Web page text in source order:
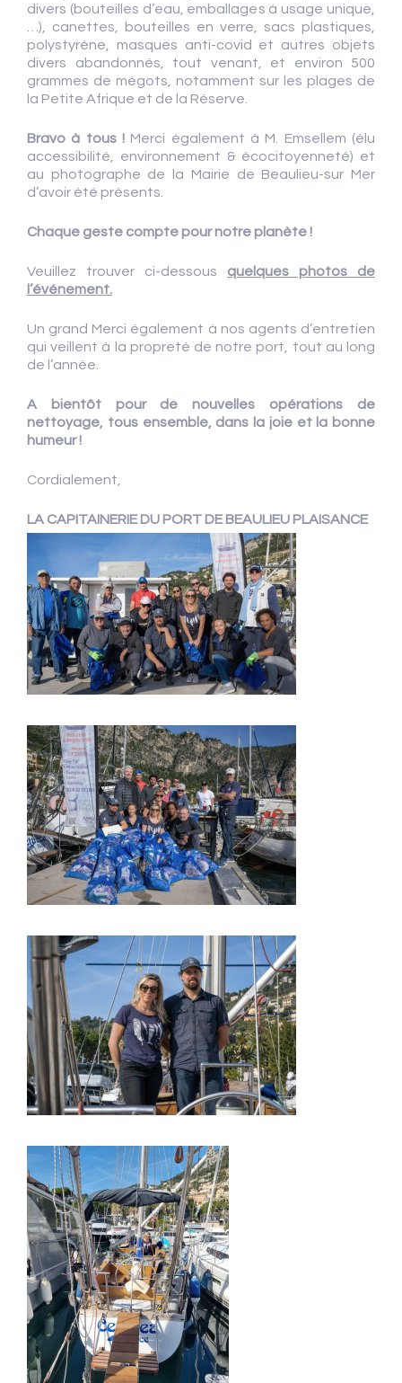
divers (bouteilles d’eau, emballages à usage unique,
…), canettes, bouteilles en verre, sacs plastiques,
polystyrène, masques anti-covid et autres objets
divers abandonnés, tout venant, et environ 500
grammes de mégots, notamment sur les plages de
la Petite Afrique et de la Réserve.
Bravo à tous ! Merci également à M. Emsellem (élu
accessibilité, environnement & écocitoyenneté) et
au photographe de la Mairie de Beaulieu-sur Mer
d’avoir été présents.
Chaque geste compte pour notre planète !
Veuillez trouver ci-dessous quelques photos de
l’événement.
Un grand Merci également à nos agents d’entretien
qui veillent à la propreté de notre port, tout au long
de l’année.
A bientôt pour de nouvelles opérations de
nettoyage, tous ensemble, dans la joie et la bonne
humeur !
Cordialement,
LA CAPITAINERIE DU PORT DE BEAULIEU PLAISANCE